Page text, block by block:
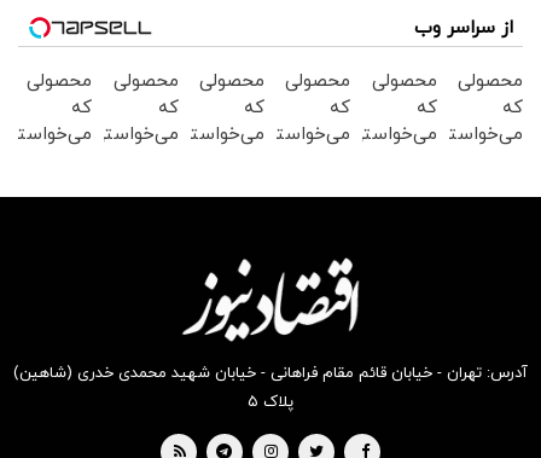
از سراسر وب
محصولی
که
می‌خواستی
محصولی
که
می‌خواستی
محصولی
که
می‌خواستی
بخر !
محصولی
که
می‌خواستی
بخر !
محصولی
که
می‌خواستی
محصولی
که
می‌خواستی
آدرس: تهران - خیابان قائم مقام فراهانی - خیابان شهید محمدی خدری (شاهین)
پلاک ۵